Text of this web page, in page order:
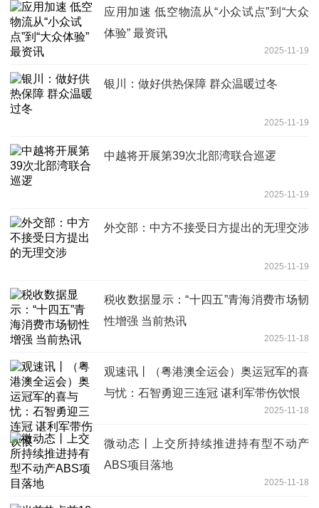
应用加速 低空物流从“小众试点”到“大众
体验” 最资讯
2025-11-19
银川：做好供热保障 群众温暖过冬
2025-11-19
中越将开展第39次北部湾联合巡逻
2025-11-19
外交部：中方不接受日方提出的无理交涉
2025-11-19
税收数据显示：“十四五”青海消费市场韧
性增强 当前热讯
2025-11-18
观速讯丨（粤港澳全运会）奥运冠军的喜
与忧：石智勇迎三连冠 谌利军带伤饮恨
2025-11-18
微动态丨上交所持续推进持有型不动产
ABS项目落地
2025-11-18